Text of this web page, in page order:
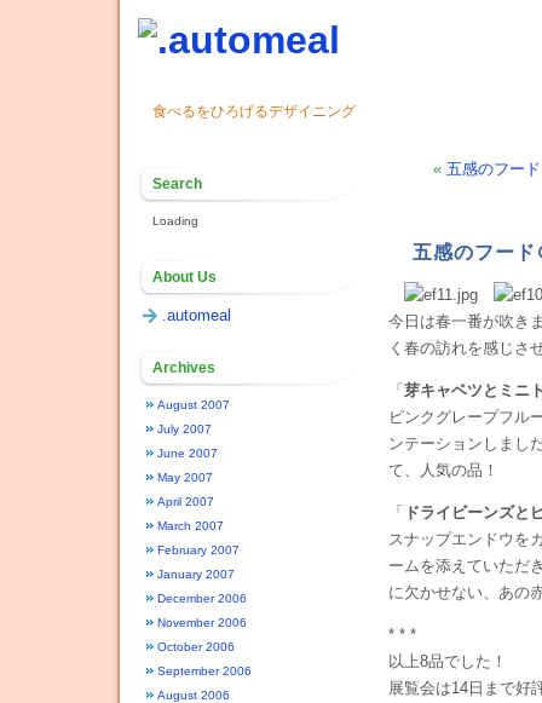
食べるをひろげるデザイニング
« 五感のフー
五感のフー
今日は春一番が吹き
く春の訪れを感じさ
「 芽キャベツとミニ
ピンクグレープフル
ンテーションしまし
て、人気の品！
「 ドライビーンズと
スナップエンドウを
ームを添えていただ
に欠かせない、あの
* * *
以上8品でした！
展覧会は14日まで好
Search
Loading
About Us
.automeal
Archives
August 2007
July 2007
June 2007
May 2007
April 2007
March 2007
February 2007
January 2007
December 2006
November 2006
October 2006
September 2006
August 2006